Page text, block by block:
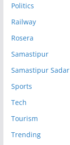
Politics
Railway
Rosera
Samastipur
Samastipur Sadar
Sports
Tech
Tourism
Trending